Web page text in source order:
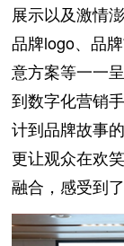
展示以及激情
品牌logo、品
意方案等一一
到数字化营销
计到品牌故事
更让观众在欢
融合，感受到